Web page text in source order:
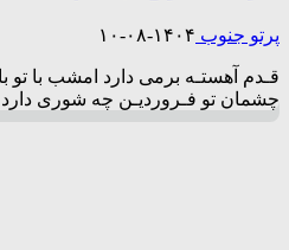
پرتو جنوب ۱۴۰۴-۰۸-۱۰
قـدم آهستـه برمی دارد امشب با تو
چشمان تو فـروردیـن چه شوری